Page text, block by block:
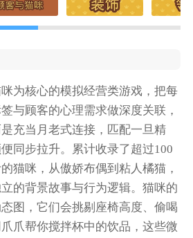
为核心的模拟经营类游戏，把每
与顾客的心理需求做深度关联，
充当月老式连接，匹配一旦精
同步拉升。累计收录了超过100
猫咪，从傲娇布偶到粘人橘猫，
的背景故事与行为逻辑。猫咪的
图，它们会挑剔座椅高度、偷喝
爪帮你搅拌杯中的饮品，这些微